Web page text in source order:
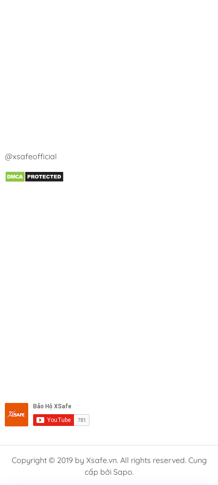
@xsafeofficial
Copyright © 2019 by Xsafe.vn. All rights reserved. Cung
cấp bởi Sapo.